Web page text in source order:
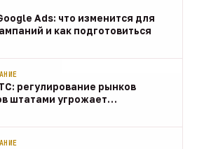
Ads: что изменится для
и как подготовиться
регулирование рынков
штатами угрожает